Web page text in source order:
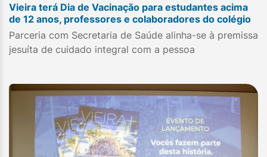
Vieira terá Dia de Vacinação para estudantes acima
de 12 anos, professores e colaboradores do colégio
Parceria com Secretaria de Saúde alinha-se à premissa
jesuíta de cuidado integral com a pessoa